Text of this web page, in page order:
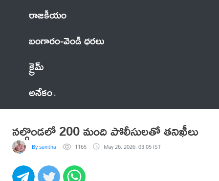
రాజకీయం
బంగారం-వెండి ధరలు
క్రైమ్
అనేకం
నల్గొండలో 200 మంది పోలీసులతో తనిఖీలు
By sunitha 1165 May 26, 2026, 03:05 IST